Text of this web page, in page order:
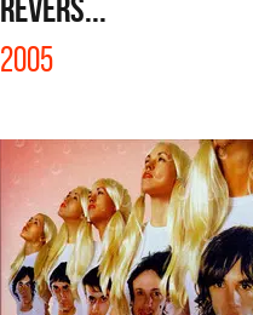
REVERS...
2005